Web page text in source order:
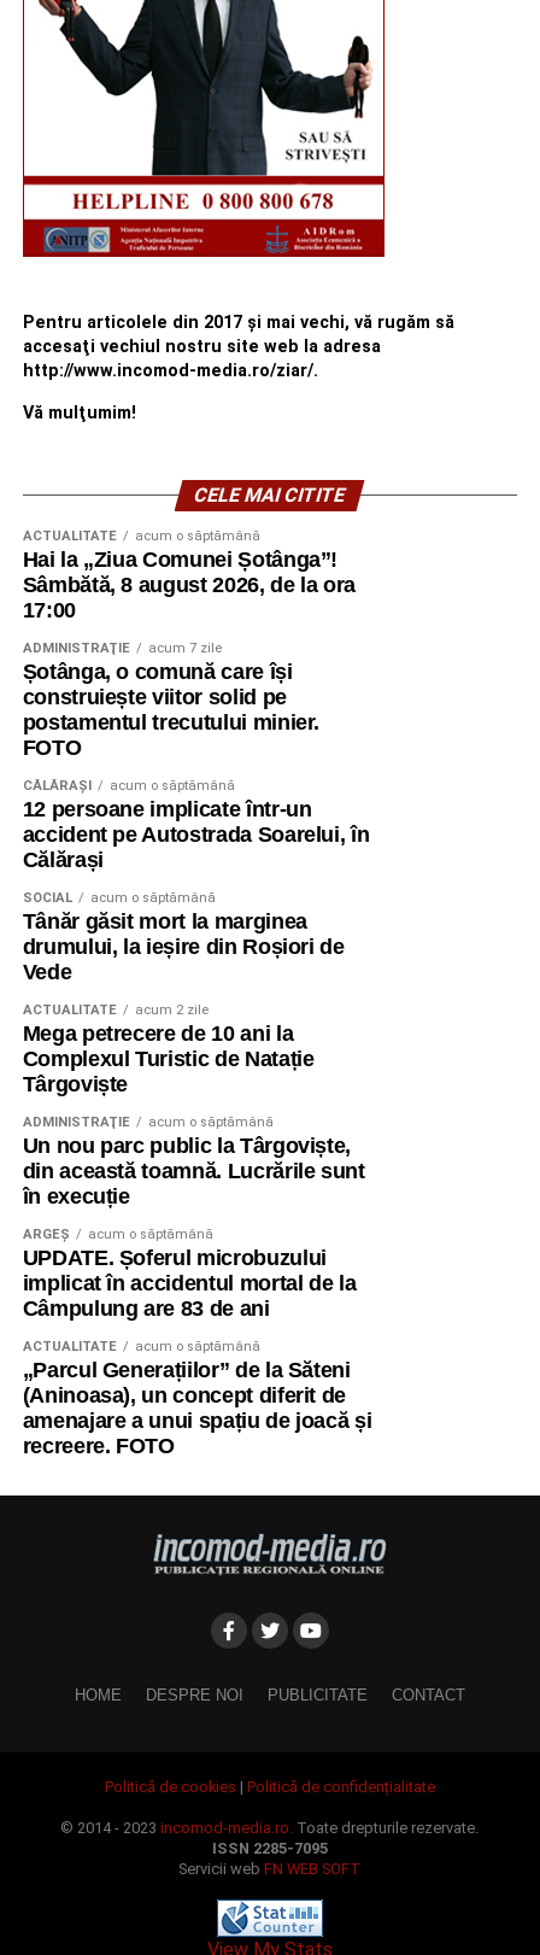
Pentru articolele din 2017 şi mai vechi, vă rugăm să
accesaţi vechiul nostru site web la adresa
http://www.incomod-media.ro/ziar/.
Vă mulţumim!
CELE MAI CITITE
ACTUALITATE acum o săptămână
Hai la „Ziua Comunei Șotânga”!
Sâmbătă, 8 august 2026, de la ora
17:00
ADMINISTRAŢIE acum 7 zile
Șotânga, o comună care își
construiește viitor solid pe
postamentul trecutului minier.
FOTO
CĂLĂRAŞI acum o săptămână
12 persoane implicate într-un
accident pe Autostrada Soarelui, în
Călărași
SOCIAL acum o săptămână
Tânăr găsit mort la marginea
drumului, la ieșire din Roșiori de
Vede
ACTUALITATE acum 2 zile
Mega petrecere de 10 ani la
Complexul Turistic de Natație
Târgoviște
ADMINISTRAŢIE acum o săptămână
Un nou parc public la Târgoviște,
din această toamnă. Lucrările sunt
în execuție
ARGEȘ acum o săptămână
UPDATE. Șoferul microbuzului
implicat în accidentul mortal de la
Câmpulung are 83 de ani
ACTUALITATE acum o săptămână
„Parcul Generațiilor” de la Săteni
(Aninoasa), un concept diferit de
amenajare a unui spațiu de joacă și
recreere. FOTO
HOME DESPRE NOI PUBLICITATE CONTACT
Politică de cookies | Politică de confidențialitate
© 2014 - 2023incomod-media.ro. Toate drepturile rezervate.
ISSN 2285-7095
Servicii webFN WEB SOFT
View My Stats